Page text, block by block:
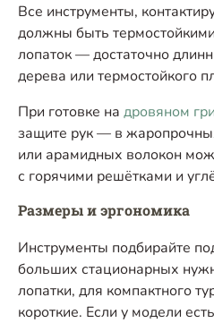
Все инструменты,
должны быть
лопаток — достаточно
дерева или термостойкого
При готовке на дровяном
защите рук — в
или арамидных волокон
с горячими решётками и
Размеры и эргономика
Инструменты подбирайте
больших стационарных
лопатки, для компактного
короткие. Если у модели